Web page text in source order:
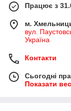
Працює з
м.
вул.
Україна
Контакти
Сьогодні
Показати